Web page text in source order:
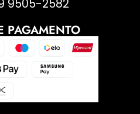
9505-2582
PAGAMENTO